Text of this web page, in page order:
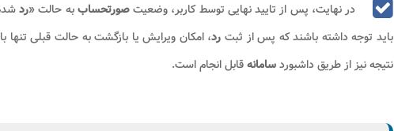
در نهایت، پس از تایید نهایی توسط کاربر، وضعیتصورتحساببه حالت «رد
باید توجه داشته باشند که پس از ثبت رد، امکان ویرایش یا بازگشت به حالت قبلی
نتیجه نیز از طریق داشبوردسامانهقابل انجام است.